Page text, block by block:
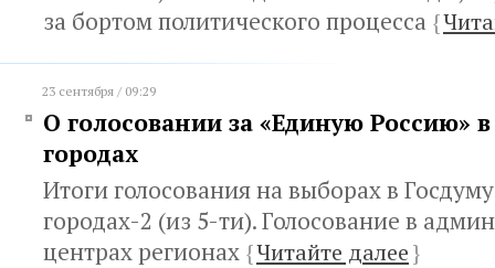
за бортом политического процесса {
23 сентября / 09:29
О голосовании за «Единую Россию»
городах
Итоги голосования на выборах в
городах-2 (из 5-ти). Голосование в
центрах регионах {Читайте далее}